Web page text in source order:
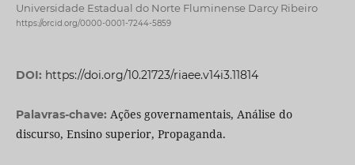
Universidade Estadual do Norte Fluminense Darcy Ribeiro
https://orcid.org/0000-0001-7244-5859
DOI: https://doi.org/10.21723/riaee.v14i3.11814
Palavras-chave: Ações governamentais, Análise do
discurso, Ensino superior, Propaganda.